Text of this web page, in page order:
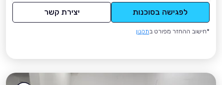
לפגישה בסוכנות יצירת קשר
*חישוב ההחזר מפורט בתקנון